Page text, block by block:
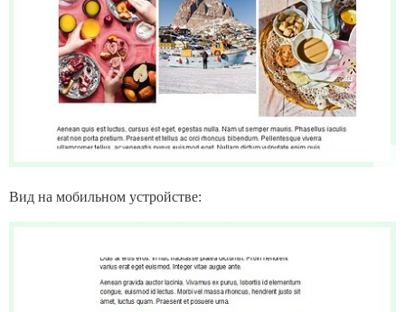
Вид на мобильном устройстве: